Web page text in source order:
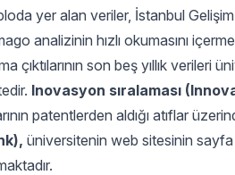
yer alan veriler, İstanbul
analizinin hızlı okumasını
çıktılarının son beş yıllık verileri
Inovasyon sıralaması
patentlerden aldığı atıflar
üniversitenin web sitesinin